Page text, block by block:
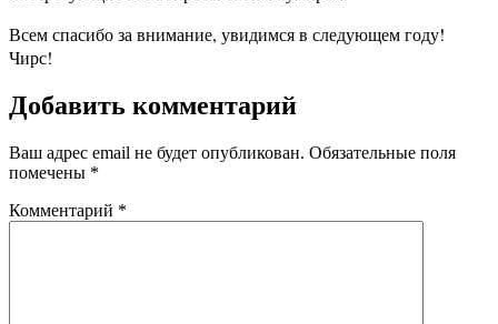
Всем спасибо за внимание, увидимся в следующем году!
Чирс!
Добавить комментарий
Ваш адрес email не будет опубликован. Обязательные поля
помечены *
Комментарий *